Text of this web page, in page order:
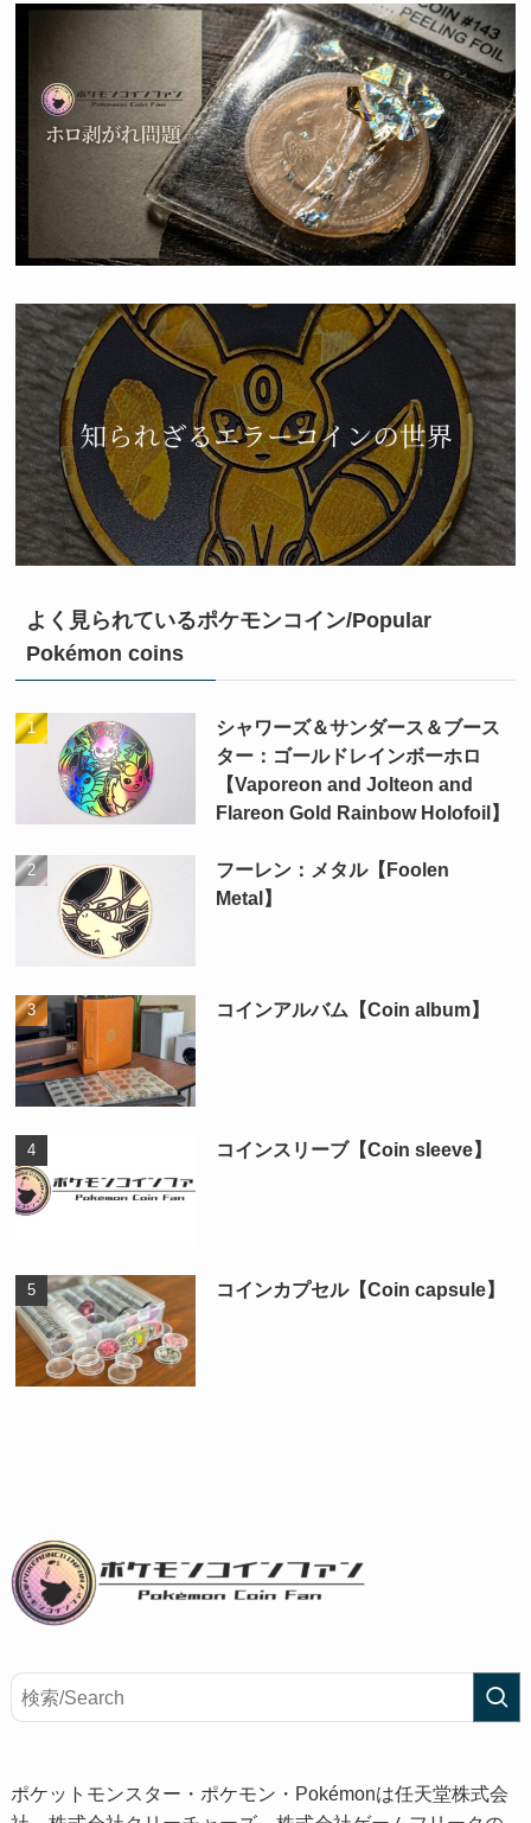
よく見られているポケモンコイン/Popular
Pokémon coins
シャワーズ＆サンダース＆ブース
ター：ゴールドレインボーホロ
【Vaporeon and Jolteon and
Flareon Gold Rainbow Holofoil】
フーレン：メタル【Foolen
Metal】
コインアルバム【Coin album】
コインスリーブ【Coin sleeve】
コインカプセル【Coin capsule】
ポケットモンスター・ポケモン・Pokémonは任天堂株式会